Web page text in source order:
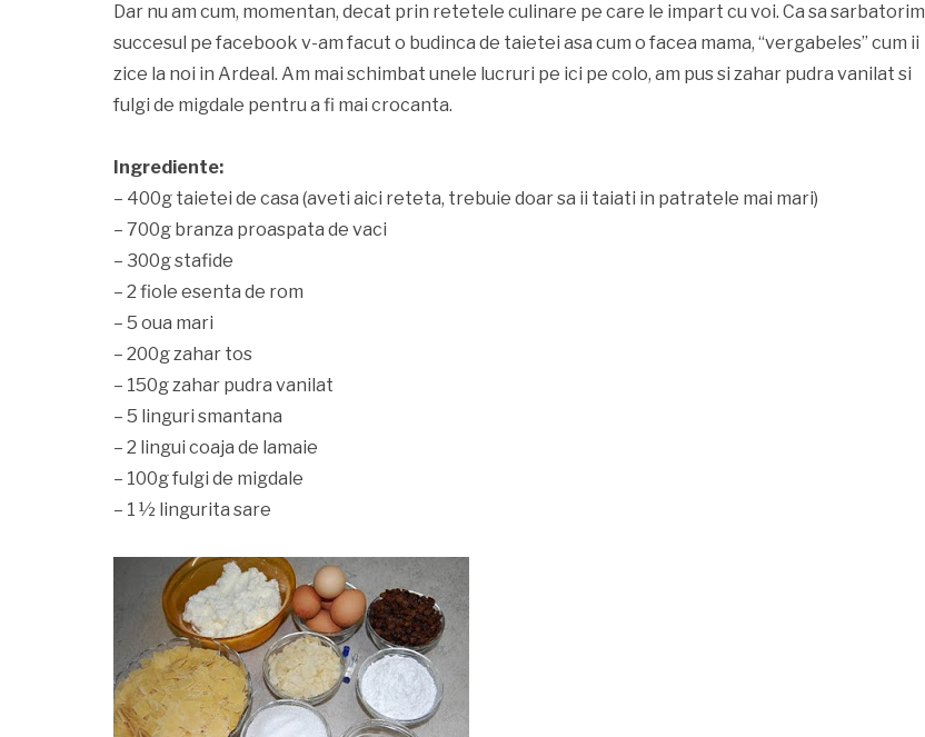
Dar nu am cum, momentan, decat prin retetele culinare pe care le impart cu voi. Ca sa sarbatorim
succesul pe facebook v-am facut o budinca de taietei asa cum o facea mama, “vergabeles” cum ii
zice la noi in Ardeal. Am mai schimbat unele lucruri pe ici pe colo, am pus si zahar pudra vanilat si
fulgi de migdale pentru a fi mai crocanta.
Ingrediente:
– 400g taietei de casa (aveti aici reteta, trebuie doar sa ii taiati in patratele mai mari)
– 700g branza proaspata de vaci
– 300g stafide
– 2 fiole esenta de rom
– 5 oua mari
– 200g zahar tos
– 150g zahar pudra vanilat
– 5 linguri smantana
– 2 lingui coaja de lamaie
– 100g fulgi de migdale
– 1 ½ lingurita sare